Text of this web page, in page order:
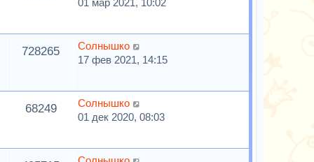
01 мар 2021, 10:02
728265
Солнышко
17 фев 2021, 14:15
68249
Солнышко
01 дек 2020, 08:03